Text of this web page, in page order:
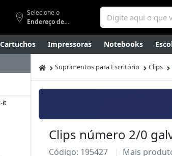
Selecione o
Endereço de entrega
Cartuchos Impressoras Notebooks
Smartphones Artes Gamers Higiene
it
Suprimentos para Escritório Clips
Clips número 2/0
Código: 195427 Mais